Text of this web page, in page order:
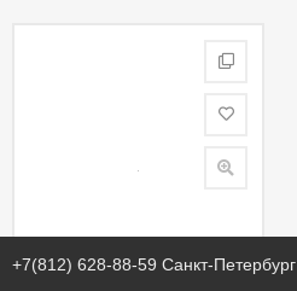
+7(812) 628-88-59 Санкт-Петербург